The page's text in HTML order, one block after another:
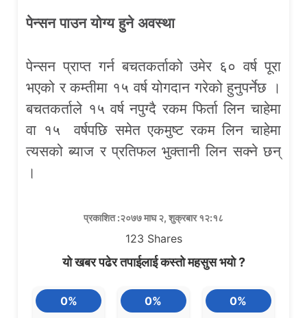
पेन्सन पाउन योग्य हुने अवस्था
पेन्सन प्राप्त गर्न बचतकर्ताको उमेर ६० वर्ष पूरा
भएको र कम्तीमा १५ वर्ष योगदान गरेको हुनुपर्नेछ ।
बचतकर्ताले १५ वर्ष नपुग्दै रकम फिर्ता लिन चाहेमा
वा १५ वर्षपछि समेत एकमुष्ट रकम लिन चाहेमा
त्यसको ब्याज र प्रतिफल भुक्तानी लिन सक्ने छन्
।
प्रकाशित :२०७७ माघ २, शुक्रबार १२:१८
123 Shares
यो खबर पढेर तपाईलाई कस्तो महसुस भयो ?
0% 0% 0%